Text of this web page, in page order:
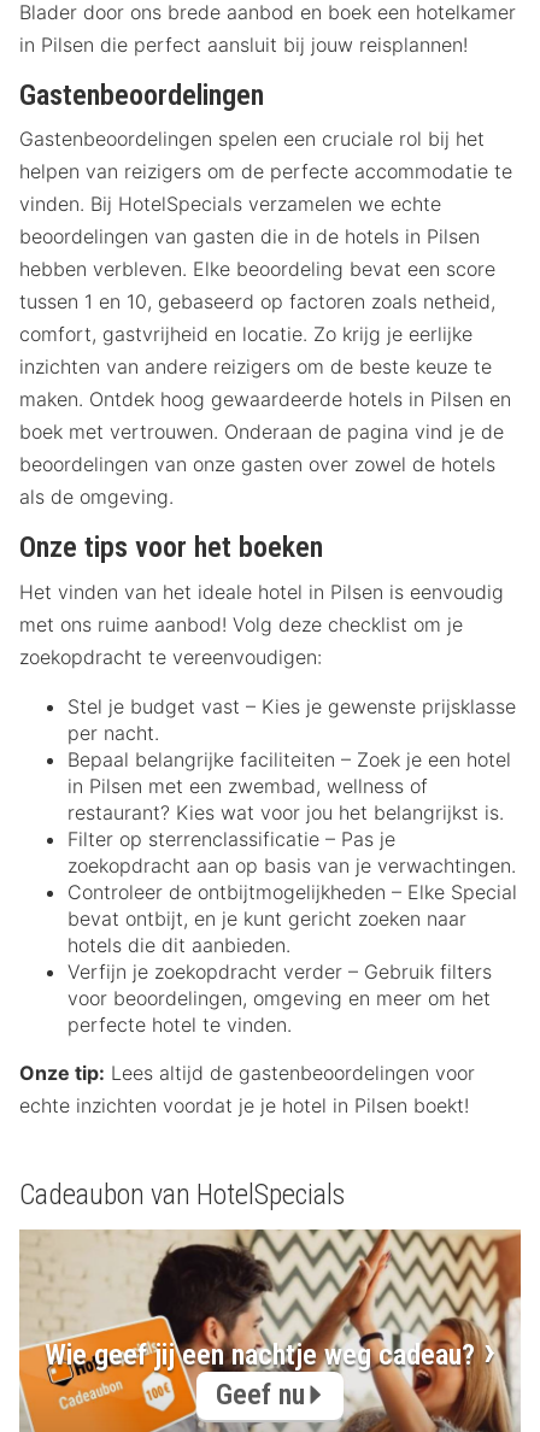
Blader door ons brede aanbod en boek een hotelkamer
in Pilsen die perfect aansluit bij jouw reisplannen!
Gastenbeoordelingen
Gastenbeoordelingen spelen een cruciale rol bij het
helpen van reizigers om de perfecte accommodatie te
vinden. Bij HotelSpecials verzamelen we echte
beoordelingen van gasten die in de hotels in Pilsen
hebben verbleven. Elke beoordeling bevat een score
tussen 1 en 10, gebaseerd op factoren zoals netheid,
comfort, gastvrijheid en locatie. Zo krijg je eerlijke
inzichten van andere reizigers om de beste keuze te
maken. Ontdek hoog gewaardeerde hotels in Pilsen en
boek met vertrouwen. Onderaan de pagina vind je de
beoordelingen van onze gasten over zowel de hotels
als de omgeving.
Onze tips voor het boeken
Het vinden van het ideale hotel in Pilsen is eenvoudig
met ons ruime aanbod! Volg deze checklist om je
zoekopdracht te vereenvoudigen:
Stel je budget vast – Kies je gewenste prijsklasse
per nacht.
Bepaal belangrijke faciliteiten – Zoek je een hotel
in Pilsen met een zwembad, wellness of
restaurant? Kies wat voor jou het belangrijkst is.
Filter op sterrenclassificatie – Pas je
zoekopdracht aan op basis van je verwachtingen.
Controleer de ontbijtmogelijkheden – Elke Special
bevat ontbijt, en je kunt gericht zoeken naar
hotels die dit aanbieden.
Verfijn je zoekopdracht verder – Gebruik filters
voor beoordelingen, omgeving en meer om het
perfecte hotel te vinden.
Onze tip: Lees altijd de gastenbeoordelingen voor
echte inzichten voordat je je hotel in Pilsen boekt!
Cadeaubon van HotelSpecials
Wie geef jij een nachtje weg cadeau?
Geef nu